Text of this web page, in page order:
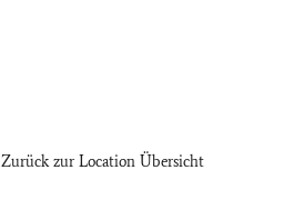
Zurück zur Location Übersicht